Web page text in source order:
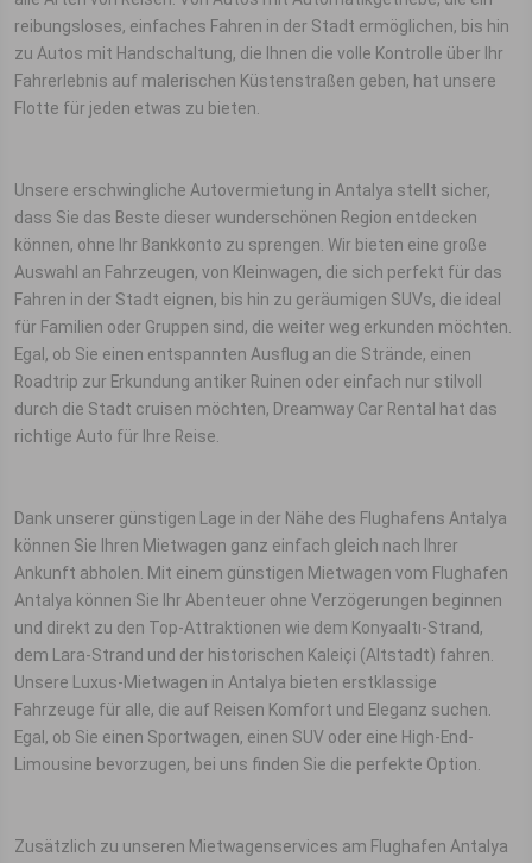
reibungsloses, einfaches Fahren in der Stadt ermöglichen, bis hin
zu Autos mit Handschaltung, die Ihnen die volle Kontrolle über Ihr
Fahrerlebnis auf malerischen Küstenstraßen geben, hat unsere
Flotte für jeden etwas zu bieten.
Unsere erschwingliche Autovermietung in Antalya stellt sicher,
dass Sie das Beste dieser wunderschönen Region entdecken
können, ohne Ihr Bankkonto zu sprengen. Wir bieten eine große
Auswahl an Fahrzeugen, von Kleinwagen, die sich perfekt für das
Fahren in der Stadt eignen, bis hin zu geräumigen SUVs, die ideal
für Familien oder Gruppen sind, die weiter weg erkunden möchten.
Egal, ob Sie einen entspannten Ausflug an die Strände, einen
Roadtrip zur Erkundung antiker Ruinen oder einfach nur stilvoll
durch die Stadt cruisen möchten, Dreamway Car Rental hat das
richtige Auto für Ihre Reise.
Dank unserer günstigen Lage in der Nähe des Flughafens Antalya
können Sie Ihren Mietwagen ganz einfach gleich nach Ihrer
Ankunft abholen. Mit einem günstigen Mietwagen vom Flughafen
Antalya können Sie Ihr Abenteuer ohne Verzögerungen beginnen
und direkt zu den Top-Attraktionen wie dem Konyaaltı-Strand,
dem Lara-Strand und der historischen Kaleiçi (Altstadt) fahren.
Unsere Luxus-Mietwagen in Antalya bieten erstklassige
Fahrzeuge für alle, die auf Reisen Komfort und Eleganz suchen.
Egal, ob Sie einen Sportwagen, einen SUV oder eine High-End-
Limousine bevorzugen, bei uns finden Sie die perfekte Option.
Zusätzlich zu unseren Mietwagenservices am Flughafen Antalya